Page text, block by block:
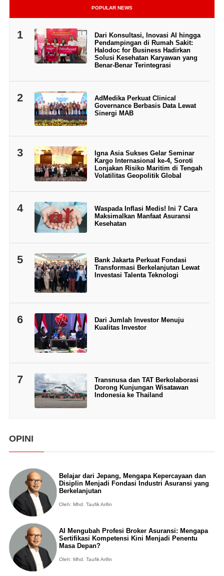
POPULAR NEWS
1
Dari Konsultasi, Inovasi AI hingga
Pendampingan di Rumah Sakit:
Halodoc for Business Hadirkan
Solusi Kesehatan Karyawan yang
Benar-Benar Terintegrasi
2
AdMedika Perkuat Clinical
Governance Berbasis Data Lewat
Sinergi MAB
3
Igna Asia Sukses Gelar Seminar
Kargo Internasional ke-4, Soroti
Lonjakan Risiko Maritim di Tengah
Volatilitas Geopolitik Global
4
Waspada Inflasi Medis! Ini 7 Cara
Maksimalkan Manfaat Asuransi
Kesehatan
5
Bank Jakarta Perkuat Fondasi
Transformasi Berkelanjutan Lewat
Investasi Talenta Teknologi
6
Dari Jumlah Investor Menuju
Kualitas Investor
7
Transnusa dan TAT Berkolaborasi
Dorong Kunjungan Wisatawan
Indonesia ke Thailand
OPINI
Belajar dari Jepang, Mengapa Kepercayaan dan
Disiplin Menjadi Fondasi Industri Asuransi yang
Berkelanjutan
Oleh: Mhd. Taufik Arifin
AI Mengubah Profesi Broker Asuransi: Mengapa
Sertifikasi Kompetensi Kini Menjadi Penentu
Masa Depan?
Oleh: Mhd. Taufik Arifin